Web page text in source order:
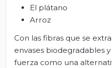
El plátano
Arroz
Con las fibras que se
envases biodegradables
fuerza como una